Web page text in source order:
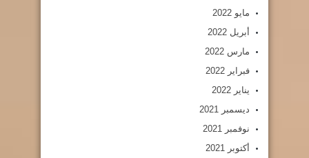
مايو 2022
أبريل 2022
مارس 2022
فبراير 2022
يناير 2022
ديسمبر 2021
نوفمبر 2021
أكتوبر 2021